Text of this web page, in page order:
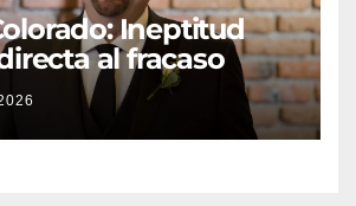
Ineptitud
al fracaso